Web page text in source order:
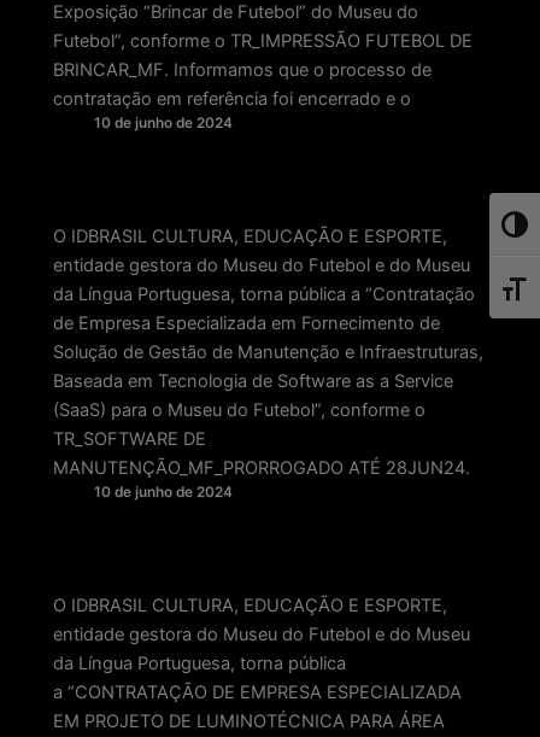
Exposição “Brincar de Futebol” do Museu do
Futebol”, conforme o TR_IMPRESSÃO FUTEBOL DE
BRINCAR_MF. Informamos que o processo de
contratação em referência foi encerrado e o
10 de junho de 2024
O IDBRASIL CULTURA, EDUCAÇÃO E ESPORTE,
entidade gestora do Museu do Futebol e do Museu
da Língua Portuguesa, torna pública a “Contratação
de Empresa Especializada em Fornecimento de
Solução de Gestão de Manutenção e Infraestruturas,
Baseada em Tecnologia de Software as a Service
(SaaS) para o Museu do Futebol”, conforme o
TR_SOFTWARE DE
MANUTENÇÃO_MF_PRORROGADO ATÉ 28JUN24.
10 de junho de 2024
O IDBRASIL CULTURA, EDUCAÇÃO E ESPORTE,
entidade gestora do Museu do Futebol e do Museu
da Língua Portuguesa, torna pública
a “CONTRATAÇÃO DE EMPRESA ESPECIALIZADA
EM PROJETO DE LUMINOTÉCNICA PARA ÁREA